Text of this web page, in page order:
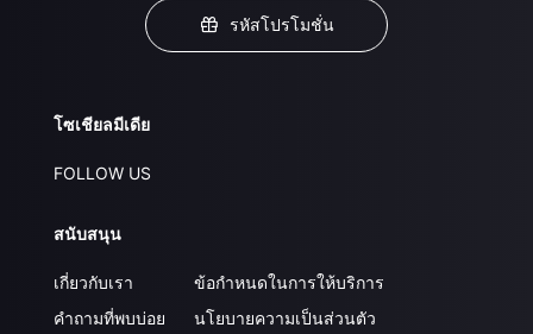
รหัสโปรโมชั่น
โซเชียลมีเดีย
FOLLOW US
สนับสนุน
เกี่ยวกับเรา
คำถามที่พบบ่อย
ข้อกำหนดในการให้บริการ
นโยบายความเป็นส่วนตัว